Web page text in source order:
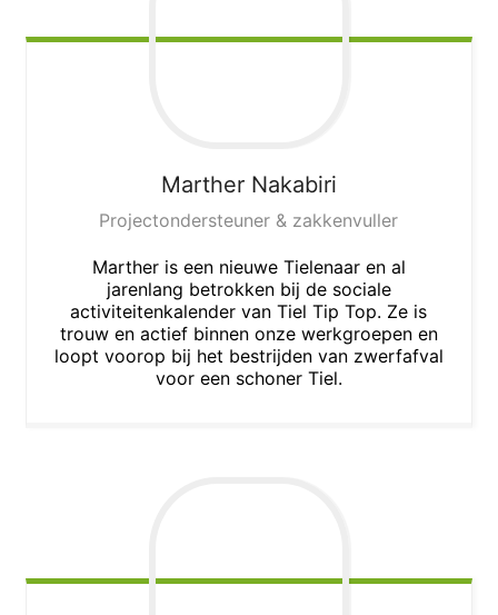
Marther Nakabiri
Projectondersteuner & zakkenvuller
Marther is een nieuwe Tielenaar en al
jarenlang betrokken bij de sociale
activiteitenkalender van Tiel Tip Top. Ze is
trouw en actief binnen onze werkgroepen en
loopt voorop bij het bestrijden van zwerfafval
voor een schoner Tiel.